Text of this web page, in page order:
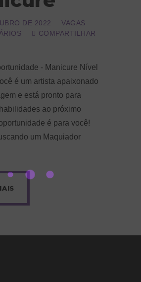
DE 2022
VAGAS
COMPARTILHAR
- Manicure Nível
é um artista apaixonado
e está pronto para
ao próximo
é para você!
um Maquiador